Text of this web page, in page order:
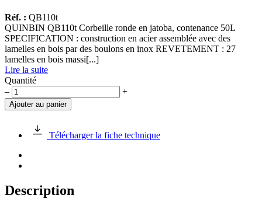
Réf. : QB110t
QUINBIN QB110t Corbeille ronde en jatoba, contenance 50L
SPECIFICATION : construction en acier assemblée avec des
lamelles en bois par des boulons en inox REVETEMENT : 27
lamelles en bois massi[...]
Lire la suite
Quantité
quantité
de
Corbeille
QB110t
jatoba
– +
Ajouter au panier
Télécharger la fiche technique
Description